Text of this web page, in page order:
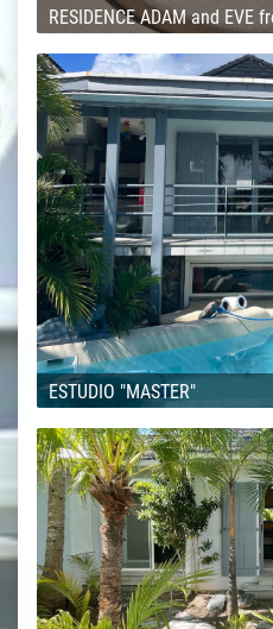
RESIDENCE ADAM and
ESTUDIO "MASTER"